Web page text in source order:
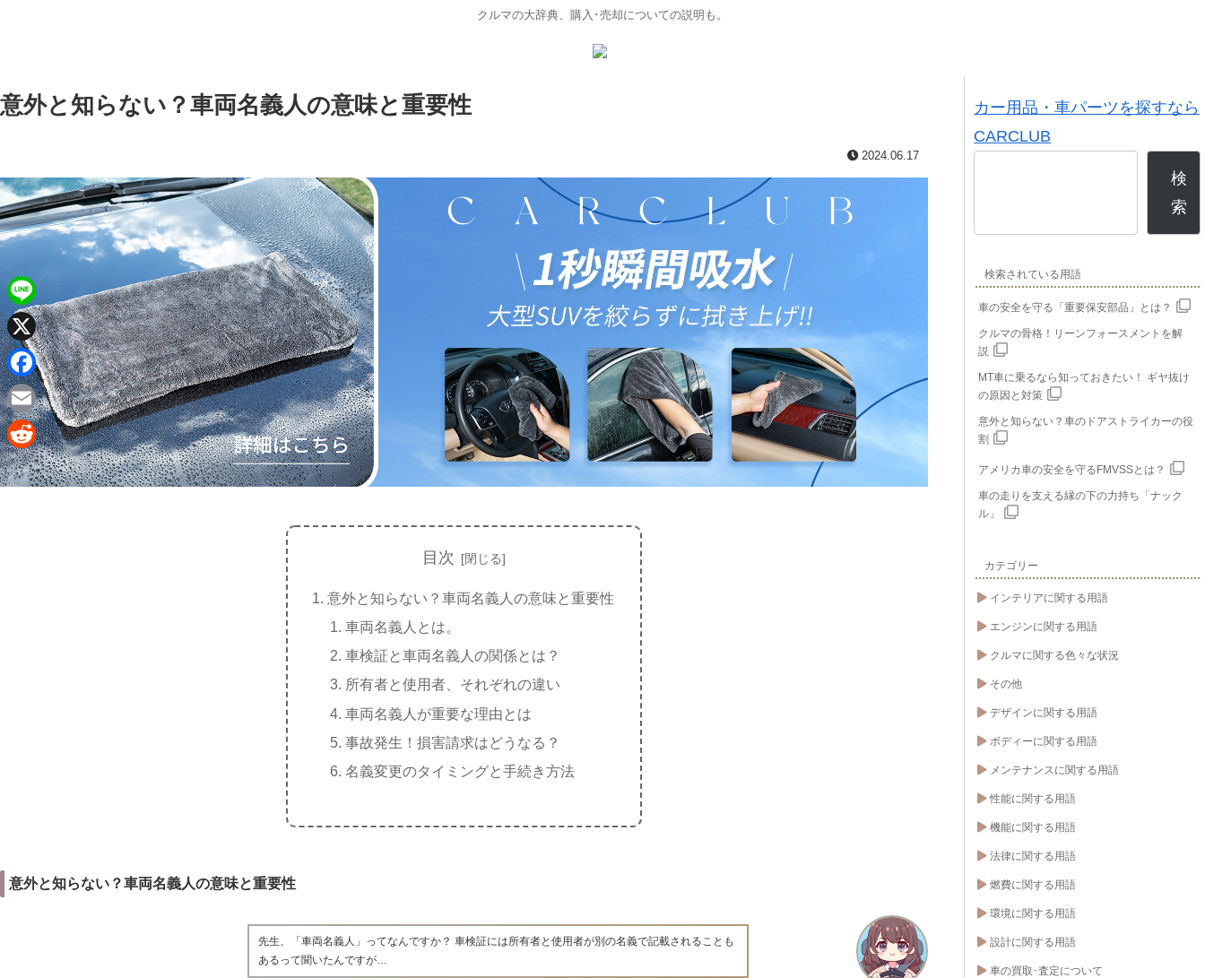
クルマの大辞典、購入･売却についての説明も。
意外と知らない？車両名義人の意味と重要性
2024.06.17
目次
意外と知らない？車両名義人の意味と重要性
車両名義人とは。
車検証と車両名義人の関係とは？
所有者と使用者、それぞれの違い
車両名義人が重要な理由とは
事故発生！損害請求はどうなる？
名義変更のタイミングと手続き方法
意外と知らない？車両名義人の意味と重要性
先生、「車両名義人」ってなんですか？ 車検証には所有者と使用者が別の名義で記載されることも
あるって聞いたんですが…
カー用品・車パーツを探すなら
CARCLUB
検
索
検索されている用語
車の安全を守る「重要保安部品」とは？
クルマの骨格！リーンフォースメントを解
説
MT車に乗るなら知っておきたい！ ギヤ抜け
の原因と対策
意外と知らない？車のドアストライカーの役
割
アメリカ車の安全を守るFMVSSとは？
車の走りを支える縁の下の力持ち「ナック
ル」
カテゴリー
インテリアに関する用語
エンジンに関する用語
クルマに関する色々な状況
その他
デザインに関する用語
ボディーに関する用語
メンテナンスに関する用語
性能に関する用語
機能に関する用語
法律に関する用語
燃費に関する用語
環境に関する用語
設計に関する用語
車の買取･査定について
L
i
n
e
X
F
a
c
e
E
m
a
R
e